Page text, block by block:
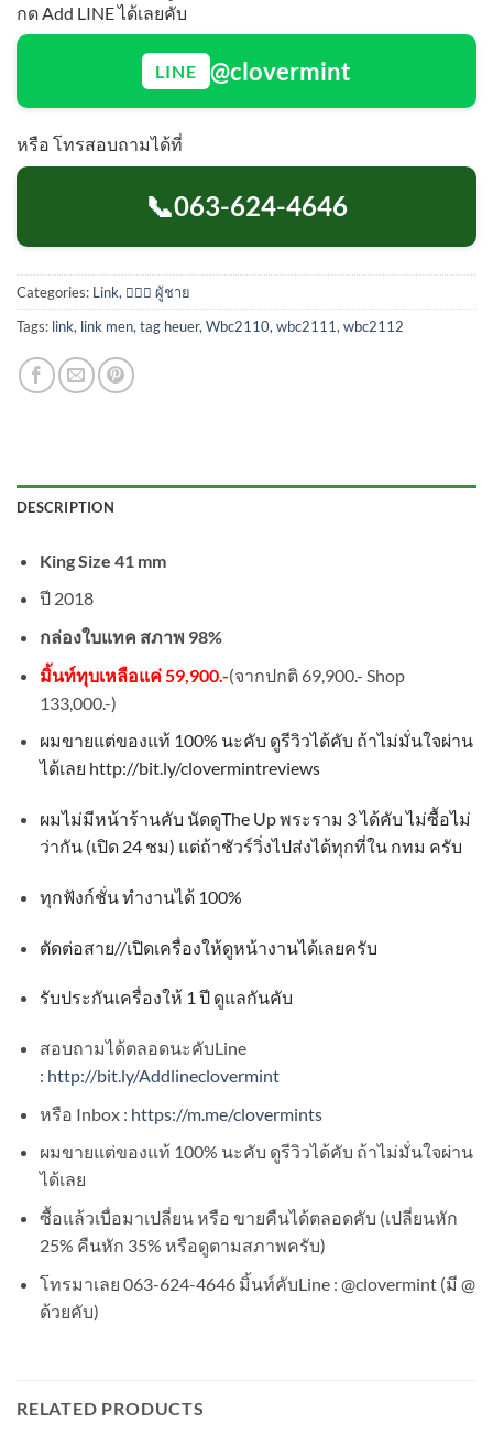
กด Add LINE ได้เลยคับ
LINE @clovermint
หรือ โทรสอบถามได้ที่
📞063-624-4646
Categories: Link, 🙋🏻‍♂️ ผู้ชาย
Tags: link, link men, tag heuer, Wbc2110, wbc2111, wbc2112
DESCRIPTION
King Size 41 mm
ปี 2018
กล่องใบแทค สภาพ 98%
มิ้นท์ทุบเหลือแค่ 59,900.-(จากปกติ 69,900.- Shop
133,000.-)
ผมขายแต่ของแท้ 100% นะคับ ดูรีวิวได้คับ ถ้าไม่มั่นใจผ่าน
ได้เลย http://bit.ly/clovermintreviews
ผมไม่มีหน้าร้านคับ นัดดูThe Upพระราม 3ได้คับ ไม่ซื้อไม่
ว่ากัน(เปิด24 ชม) แต่ถ้าชัวร์วิ่งไปส่งได้ทุกที่ใน กทม ครับ
ทุกฟังก์ชั่น ทำงานได้100%
ตัดต่อสาย//เปิดเครื่องให้ดูหน้างานได้เลยครับ
รับประกันเครื่องให้ 1 ปี ดูแลกันคับ
สอบถามได้ตลอดนะคับLine
: http://bit.ly/Addlineclovermint
หรือ Inbox : https://m.me/clovermints
ผมขายแต่ของแท้ 100% นะคับ ดูรีวิวได้คับ ถ้าไม่มั่นใจผ่าน
ได้เลย
ซื้อแล้วเบื่อมาเปลี่ยน หรือ ขายคืนได้ตลอดคับ (เปลี่ยนหัก
25% คืนหัก 35% หรือดูตามสภาพครับ)
โทรมาเลย 063-624-4646 มิ้นท์คับLine : @clovermint (มี @
ด้วยคับ)
RELATED PRODUCTS